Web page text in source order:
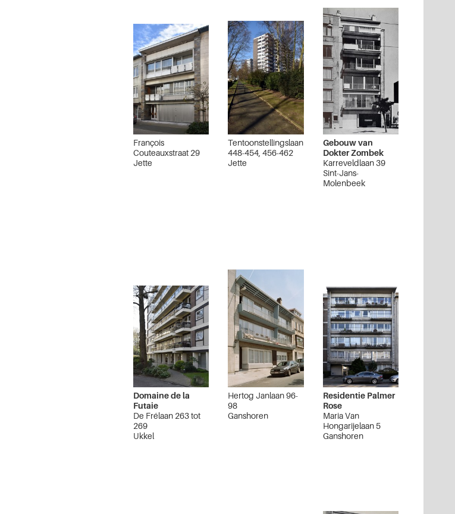
François
Couteauxstraat 29
Jette
Tentoonstellingslaan
448-454, 456-462
Jette
Gebouw van
Dokter Zombek
Karreveldlaan 39
Sint-Jans-
Molenbeek
Domaine de la
Futaie
De Frélaan 263 tot
269
Ukkel
Hertog Janlaan 96-
98
Ganshoren
Residentie Palmer
Rose
Maria Van
Hongarijelaan 5
Ganshoren